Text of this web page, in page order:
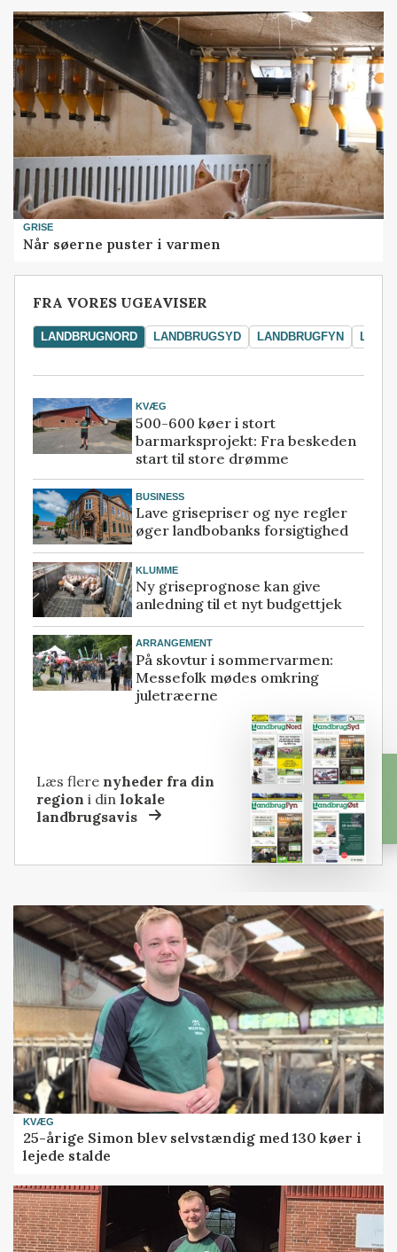
GRISE
Når søerne puster i varmen
FRA VORES UGEAVISER
LANDBRUGNORD LANDBRUGSYD LANDBRUGFYN
KVÆG
500-600 køer i stort
barmarksprojekt: Fra beskeden
start til store drømme
BUSINESS
Lave grisepriser og nye regler
øger landbobanks forsigtighed
KLUMME
Ny griseprognose kan give
anledning til et nyt budgettjek
ARRANGEMENT
På skovtur i sommervarmen:
Messefolk mødes omkring
juletræerne
Læs flere nyheder fra din
region i dinlokale
landbrugsavis
KVÆG
25-årige Simon blev selvstændig med 130 køer i
lejede stalde